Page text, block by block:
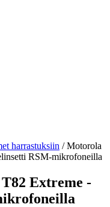
harrastuksiin / Motorola
RSM-mikrofoneilla
Extreme -